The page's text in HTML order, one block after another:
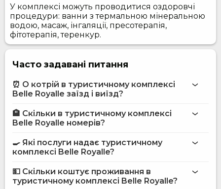
У комплексі можуть проводитися оздоровчі
процедури: ванни з термальною мінеральною
водою, масаж, інгаляції, пресотерапія,
фітотерапія, теренкур.
Часто задавані питання
⏰ О котрій в туристичному комплексі
Belle Royalle заїзд і виїзд?
Більше інформації про Туристичний комплекс Belle
🏨 Скільки в туристичному комплексі
Belle Royalle номерів?
на сайті
🍳 Які послуги надає туристичному
комплексі Belle Royalle?
💵 Скільки коштує проживання в
туристичному комплексі Belle Royalle?